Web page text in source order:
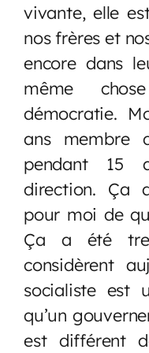
vivante, elle
nos frères et
encore dans
même
démocratie.
ans membre
pendant 15
direction. Ça
pour moi de
Ça a été
considèrent
socialiste est
qu’un
est différent